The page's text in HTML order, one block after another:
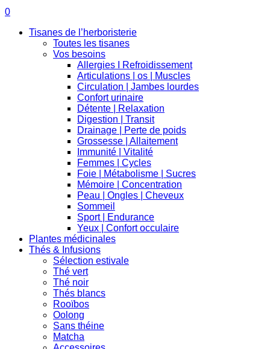
0
Tisanes de l’herboristerie
Toutes les tisanes
Vos besoins
Allergies I Refroidissement
Articulations | os | Muscles
Circulation | Jambes lourdes
Confort urinaire
Détente | Relaxation
Digestion | Transit
Drainage | Perte de poids
Grossesse | Allaitement
Immunité | Vitalité
Femmes | Cycles
Foie | Métabolisme | Sucres
Mémoire | Concentration
Peau | Ongles | Cheveux
Sommeil
Sport | Endurance
Yeux | Confort occulaire
Plantes médicinales
Thés & Infusions
Sélection estivale
Thé vert
Thé noir
Thés blancs
Rooïbos
Oolong
Sans théine
Matcha